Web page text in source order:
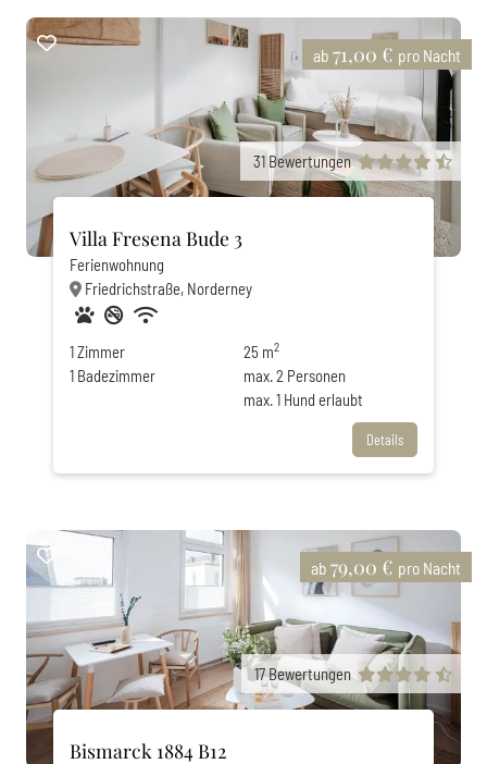
ab 71,00 € pro Nacht
31 Bewertungen
Villa Fresena Bude 3
Ferienwohnung
Friedrichstraße, Norderney
Haustiere erlaubt
Nichtraucher
Privatparkplatz
WLAN
1Zimmer
1 Badezimmer
25 m2
max. 2 Personen
max. 1 Hund erlaubt
Details
ab 79,00 € pro Nacht
17Bewertungen
Bismarck 1884 B12